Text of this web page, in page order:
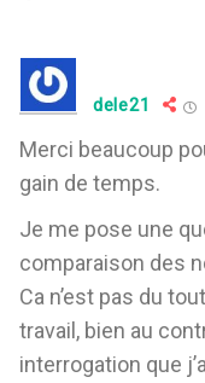
dele21
Merci beaucoup
gain de temps.
Je me pose une
comparaison des
Ca n’est pas du
travail, bien au
interrogation que